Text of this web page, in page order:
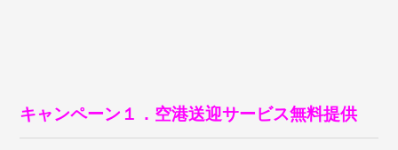
キャンペーン１．空港送迎サービス無料提供